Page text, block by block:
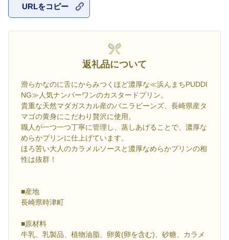
URLをコピー
返礼品について
滑らかなのに舌にからみつくほど濃厚な≪浜んまちPUDDI
NG≫人気ナンバーワンのカスタードプリン。
貴重な天然マダガスカル産のバニラビーンズ、長崎県産タ
マゴの黄身にこだわり贅沢に使用。
職人が一つ一つ丁寧に管理し、蒸しあげることで、濃厚な
めらかプリンに仕上げています。
ほろ苦い大人のカラメルソースと濃厚なめらかプリンの相
性は抜群！
■産地
長崎県時津町
■原材料
牛乳、乳製品、植物油脂、卵黄(卵を含む)、砂糖、カラメ